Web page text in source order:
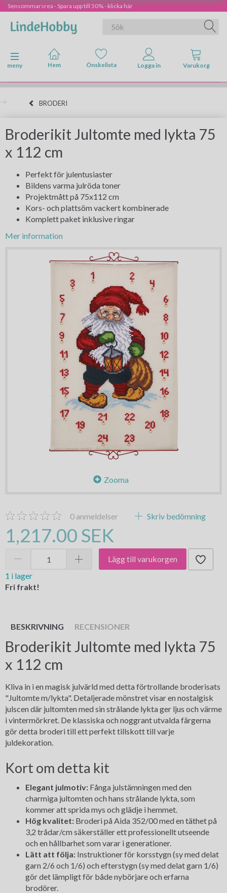
Sensommarsrea - Spara upp till 50% - klicka här
Ändra navigering
meny
BRODERI
Broderikit Jultomte med lykta 75
x 112 cm
Perfekt för julentusiaster
Bildens varma julröda toner
Projektmått på 75x112 cm
Kors- och plattsöm vackert kombinerade
Komplett paket inklusive ringar
Mer information
Zooma
0 anmeldelser Skriv bedömning
1,217.00 SEK
Lägg till varukorgen
1 i lager
Fri frakt!
BESKRIVNING RECENSIONER
Broderikit Jultomte med lykta 75
x 112 cm
Kliva in i en magisk julvärld med detta förtrollande broderisats
"Jultomte m/lykta". Detaljerade mönstret visar en nostalgisk
julscen där jultomten med sin strålande lykta ger ljus och värme
i vintermörkret. De klassiska och noggrant utvalda färgerna
gör detta broderi till ett perfekt tillskott till varje
juldekoration.
Kort om detta kit
Elegant julmotiv: Fånga julstämningen med den
charmiga jultomten och hans strålande lykta, som
kommer att sprida mys och glädje i hemmet.
Hög kvalitet: Broderi på Aida 352/00 med en täthet på
3,2 trådar/cm säkerställer ett professionellt utseende
och en hållbarhet som varar i generationer.
Lätt att följa: Instruktioner för korsstygn (sy med delat
garn 2/6 och 1/6) och efterstygn (sy med delat garn 1/6)
gör det lämpligt för både nybörjare och erfarna
brodörer.